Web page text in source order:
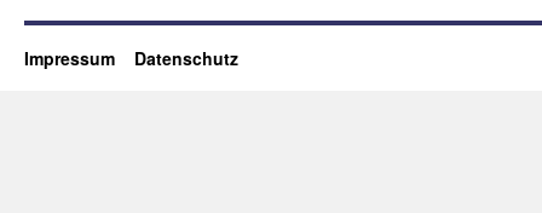
Impressum Datenschutz